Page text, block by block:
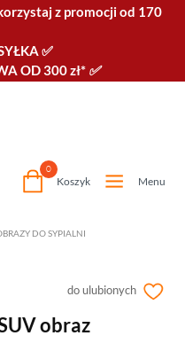
z promocji od 170
✅
OD 300 zł* ✅
Koszyk
0
Menu
DO SYPIALNI
do ulubionych
obraz